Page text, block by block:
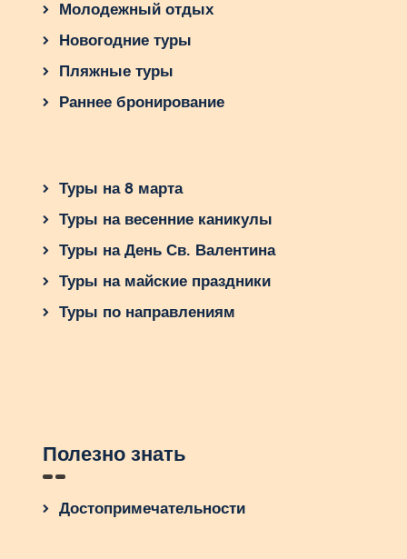
Молодежный отдых
Новогодние туры
Пляжные туры
Раннее бронирование
Туры на 8 марта
Туры на весенние каникулы
Туры на День Св. Валентина
Туры на майские праздники
Туры по направлениям
Полезно знать
Достопримечательности